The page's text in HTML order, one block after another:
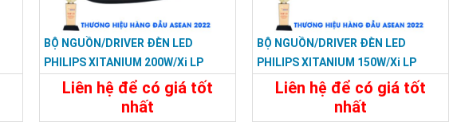
BỘ NGUỒN/DRIVER ĐÈN LED
PHILIPS XITANIUM 200W/Xi LP
200W 0.3–1.05A S1 WL I195
Liên hệ để có giá tốt
nhất
BỘ NGUỒN/DRIVER ĐÈN LED
PHILIPS XITANIUM 150W/Xi LP
150W 0.5–1.5A S1 WL I175
Liên hệ để có giá tốt
nhất